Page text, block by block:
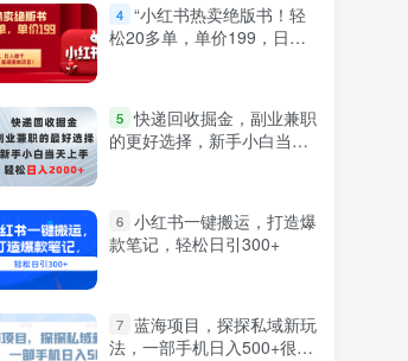
4 “小红书热卖绝版书！轻
松20多单，单价199，日入
5 快递回收掘金，副业兼职
的更好选择，新手小白当天
6 小红书一键搬运，打造爆
款笔记，轻松日引300+
7 蓝海项目，探探私域新玩
法，一部手机日入500+很轻